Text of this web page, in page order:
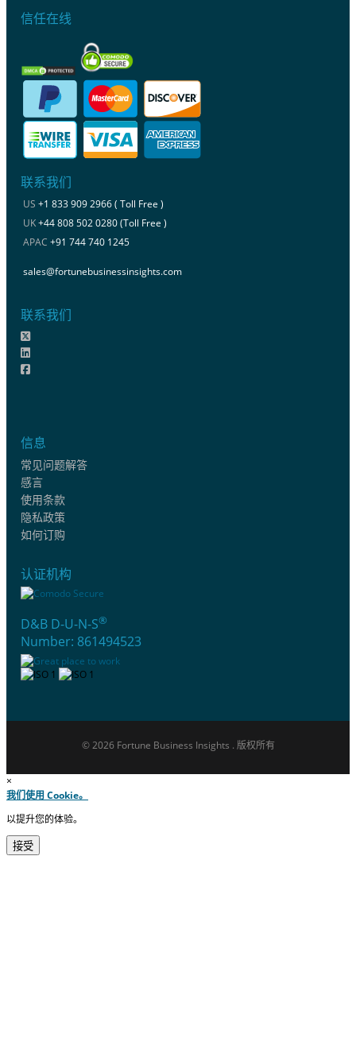
信任在线
联系我们
US +1 833 909 2966 ( Toll Free )
UK+44 808 502 0280 (Toll Free )
APAC +91 744 740 1245
sales@fortunebusinessinsights.com
联系我们
信息
常见问题解答
感言
使用条款
隐私政策
如何订购
认证机构
D&B D-U-N-S®
Number: 861494523
© 2026 Fortune Business Insights . 版权所有
×
我们使用 Cookie。
以提升您的体验。
接受